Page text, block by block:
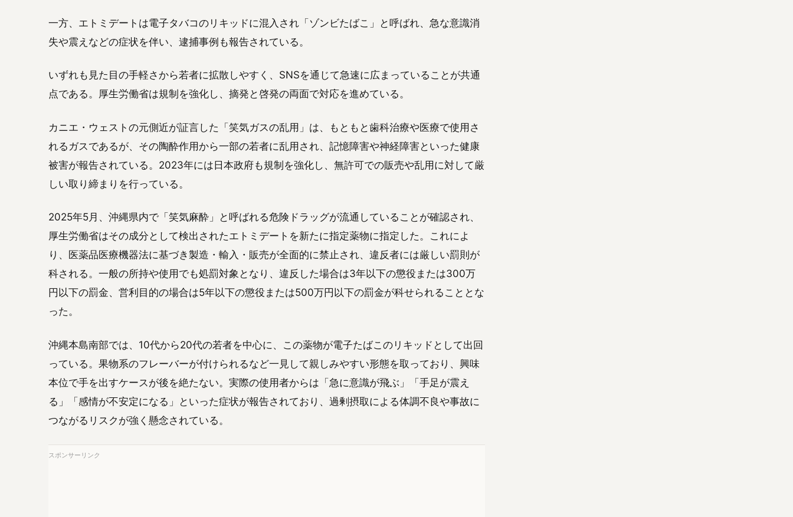
一方、エトミデートは電子タバコのリキッドに混入され「ゾンビたばこ」と呼ばれ、急な意識消
失や震えなどの症状を伴い、逮捕事例も報告されている。
いずれも見た目の手軽さから若者に拡散しやすく、SNSを通じて急速に広まっていることが共通
点である。厚生労働省は規制を強化し、摘発と啓発の両面で対応を進めている。
カニエ・ウェストの元側近が証言した「笑気ガスの乱用」は、もともと歯科治療や医療で使用さ
れるガスであるが、その陶酔作用から一部の若者に乱用され、記憶障害や神経障害といった健康
被害が報告されている。2023年には日本政府も規制を強化し、無許可での販売や乱用に対して厳
しい取り締まりを行っている。
2025年5月、沖縄県内で「笑気麻酔」と呼ばれる危険ドラッグが流通していることが確認され、
厚生労働省はその成分として検出されたエトミデートを新たに指定薬物に指定した。これによ
り、医薬品医療機器法に基づき製造・輸入・販売が全面的に禁止され、違反者には厳しい罰則が
科される。一般の所持や使用でも処罰対象となり、違反した場合は3年以下の懲役または300万
円以下の罰金、営利目的の場合は5年以下の懲役または500万円以下の罰金が科せられることとな
った。
沖縄本島南部では、10代から20代の若者を中心に、この薬物が電子たばこのリキッドとして出回
っている。果物系のフレーバーが付けられるなど一見して親しみやすい形態を取っており、興味
本位で手を出すケースが後を絶たない。実際の使用者からは「急に意識が飛ぶ」「手足が震え
る」「感情が不安定になる」といった症状が報告されており、過剰摂取による体調不良や事故に
つながるリスクが強く懸念されている。
スポンサーリンク